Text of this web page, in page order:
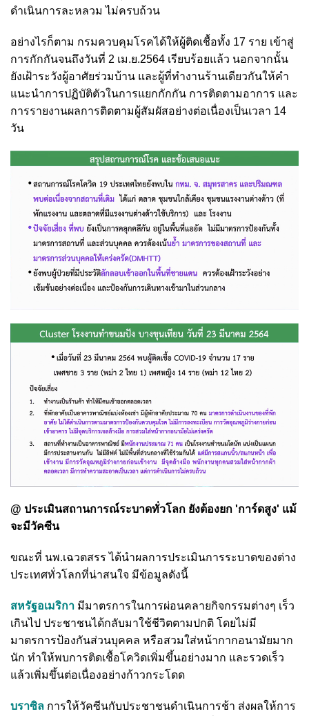
ดำเนินการละหลวม ไม่ครบถ้วน
อย่างไรก็ตาม กรมควบคุมโรคได้ให้ผู้ติดเชื้อทั้ง 17 ราย เข้าสู่
การกักกันจนถึงวันที่ 2 เม.ย.2564 เรียบร้อยแล้ว นอกจากนั้น
ยังเฝ้าระวังผู้อาศัยร่วมบ้าน และผู้ที่ทำงานร้านเดียวกันให้คำ
แนะนำการปฏิบัติตัวในการแยกกักกัน การติดตามอาการ และ
การรายงานผลการติดตามผู้สัมผัสอย่างต่อเนื่องเป็นเวลา 14
วัน
@ ประเมินสถานการณ์ระบาดทั่วโลก ยังต้องยก 'การ์ดสูง' แม้
จะมีวัคซีน
ขณะที่ นพ.เฉวตสรร ได้นำผลการประเมินการระบาดของต่าง
ประเทศทั่วโลกที่น่าสนใจ มีข้อมูลดังนี้
สหรัฐอเมริกา มีมาตรการในการผ่อนคลายกิจกรรมต่างๆ เร็ว
เกินไป ประชาชนได้กลับมาใช้ชีวิตตามปกติ โดยไม่มี
มาตรการป้องกันส่วนบุคคล หรือสวมใส่หน้ากากอนามัยมาก
นัก ทำให้พบการติดเชื้อโควิดเพิ่มขึ้นอย่างมาก และรวดเร็ว
แล้วเพิ่มขึ้นต่อเนื่องอย่างก้าวกระโดด
บราซิล การให้วัคซีนกับประชาชนดำเนินการช้า ส่งผลให้การ